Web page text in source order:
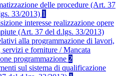
delle procedure (Art. 37
33/2013) 1
interesse realizzazione opere
(Art. 37 del d.lgs. 33/2013)
alla programmazione di lavori,
servizi e forniture / Mancata
programmazione 2
sul sistema di qualificazione